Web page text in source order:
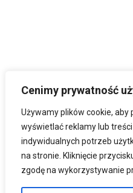
Cenimy prywatność
Używamy plików cookie,
wyświetlać reklamy lub
indywidualnych potrzeb
na stronie. Kliknięcie
zgodę na wykorzystywanie